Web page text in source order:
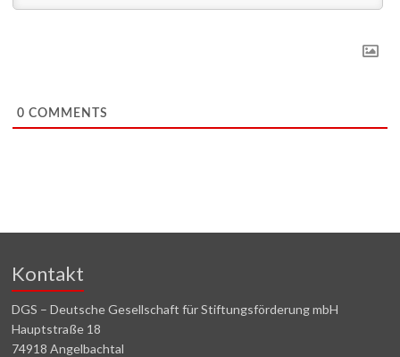
0 COMMENTS
Kontakt
DGS – Deutsche Gesellschaft für Stiftungsförderung mbH
Hauptstraße 18
74918 Angelbachtal